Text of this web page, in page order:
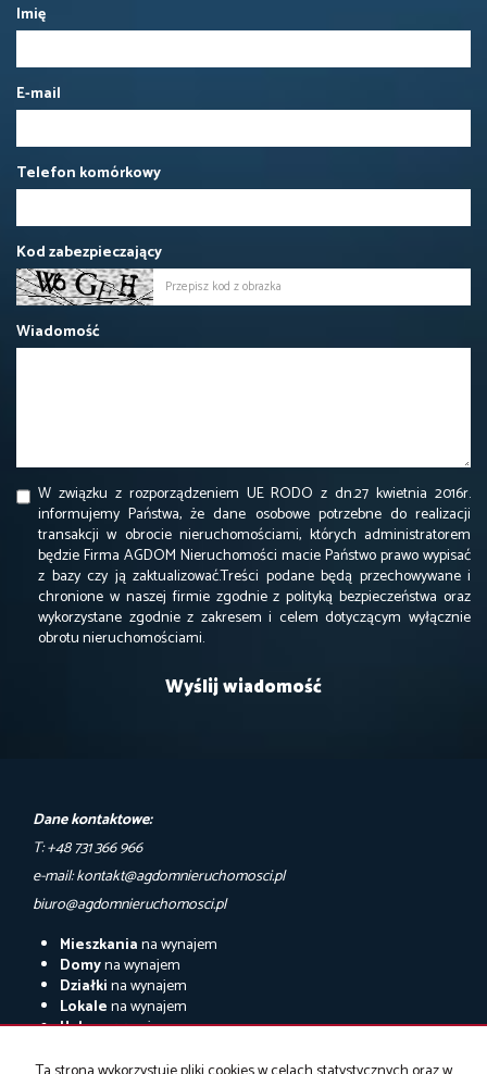
Imię
E-mail
Telefon komórkowy
Kod zabezpieczający
Wiadomość
W związku z rozporządzeniem UE RODO z dn.27 kwietnia 2016r.
informujemy Państwa, że dane osobowe potrzebne do realizacji
transakcji w obrocie nieruchomościami, których administratorem
będzie Firma AGDOM Nieruchomości macie Państwo prawo wypisać
z bazy czy ją zaktualizować.Treści podane będą przechowywane i
chronione w naszej firmie zgodnie z polityką bezpieczeństwa oraz
wykorzystane zgodnie z zakresem i celem dotyczącym wyłącznie
obrotu nieruchomościami.
Dane kontaktowe:
T: +48 731 366 966
e-mail: kontakt@agdomnieruchomosci.pl
biuro@agdomnieruchomosci.pl
Mieszkaniana wynajem
Domyna wynajem
Działkina wynajem
Lokalena wynajem
Halena wynajem